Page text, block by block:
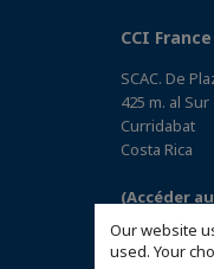
Our website
used. Your
CCI
SCAC. De
425 m. al Sur
Curridabat
Costa Rica
(Accéder